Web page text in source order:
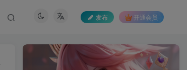
发布 开通会员